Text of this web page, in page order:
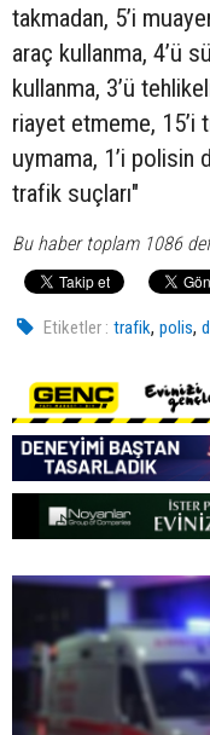
takmadan, 5’i
araç kullanma, 4’ü
kullanma, 3’ü
riayet etmeme, 15’i
uymama, 1’i polisin
trafik suçları"
Bu haber toplam 1086
Etiketler : trafik,polis,